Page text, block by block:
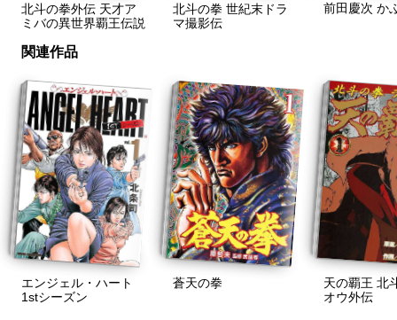
北斗の拳外伝 天才ア
ミバの異世界覇王伝説
北斗の拳 世紀末ドラ
マ撮影伝
前田慶次 か
関連作品
エンジェル・ハート
1stシーズン
蒼天の拳
天の覇王 北
オウ外伝